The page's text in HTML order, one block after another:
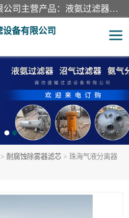
廊坊盛耀过滤设备有限公司主营产品：液氨过滤器、沼气过滤器、氨气分离器、二氧化碳过滤器、过滤器、液氨氨气过滤器、天然气过滤器、管道过滤器、*过滤器、液氨除油除水过滤器、氨气除油除水过滤器、焦炉煤气除焦油过滤器等。
备有限公司
> 耐腐蚀除雾器滤芯 > 珠海气液分离器
过滤器
沼气过滤器
管道过滤器
液氨除油除水过滤器